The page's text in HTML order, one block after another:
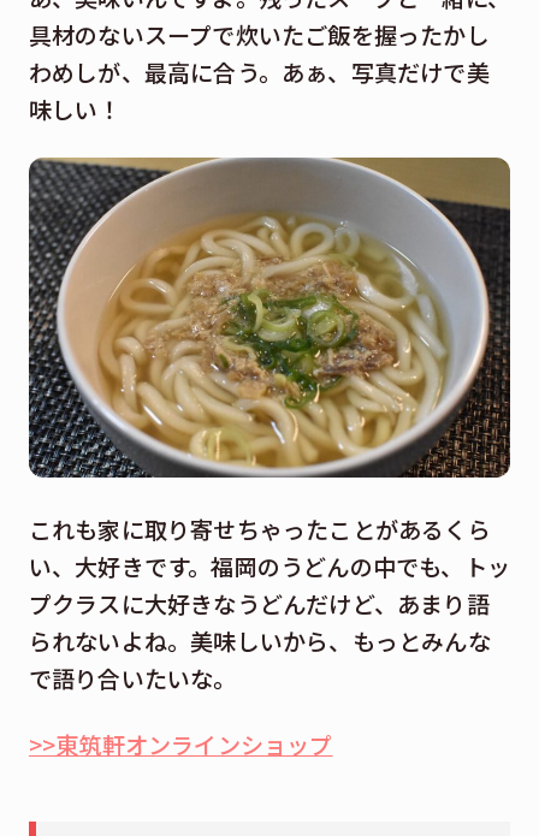
具材のないスープで炊いたご飯を握ったかし
わめしが、最高に合う。あぁ、写真だけで美
味しい！
これも家に取り寄せちゃったことがあるくら
い、大好きです。福岡のうどんの中でも、トッ
プクラスに大好きなうどんだけど、あまり語
られないよね。美味しいから、もっとみんな
で語り合いたいな。
>>東筑軒オンラインショップ